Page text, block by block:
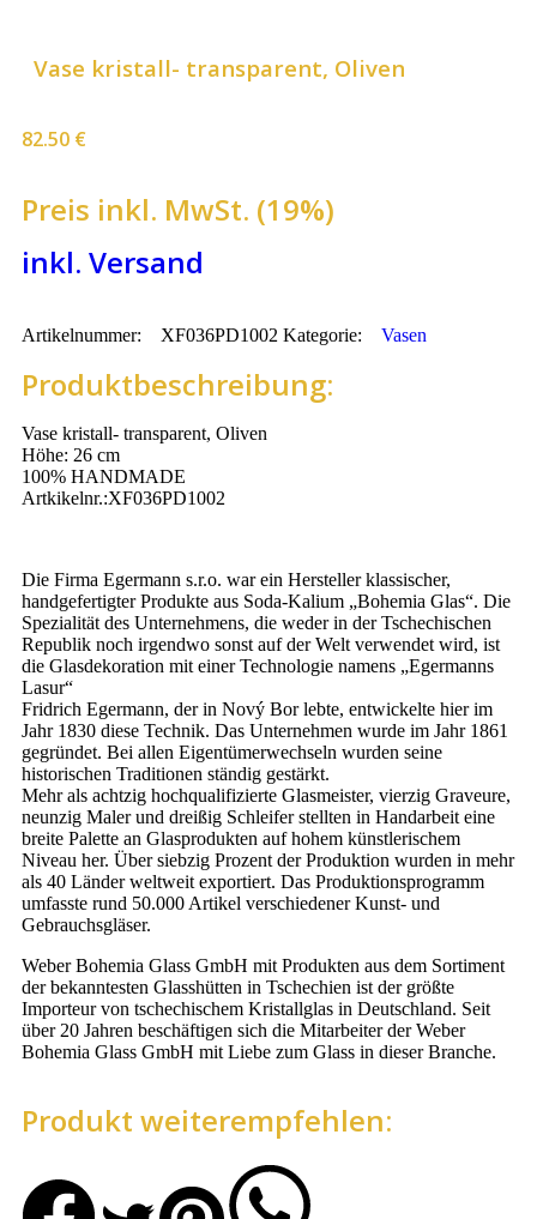
Vase kristall- transparent, Oliven
82.50 €
Preis inkl. MwSt. (19%)
inkl. Versand
Artikelnummer: XF036PD1002 Kategorie: Vasen
Produktbeschreibung:
Vase kristall- transparent, Oliven
Höhe: 26 cm
100% HANDMADE
Artkikelnr.:XF036PD1002
Die Firma Egermann s.r.o. war ein Hersteller klassischer,
handgefertigter Produkte aus Soda-Kalium „Bohemia Glas“. Die
Spezialität des Unternehmens, die weder in der Tschechischen
Republik noch irgendwo sonst auf der Welt verwendet wird, ist
die Glasdekoration mit einer Technologie namens „Egermanns
Lasur“
Fridrich Egermann, der in Nový Bor lebte, entwickelte hier im
Jahr 1830 diese Technik. Das Unternehmen wurde im Jahr 1861
gegründet. Bei allen Eigentümerwechseln wurden seine
historischen Traditionen ständig gestärkt.
Mehr als achtzig hochqualifizierte Glasmeister, vierzig Graveure,
neunzig Maler und dreißig Schleifer stellten in Handarbeit eine
breite Palette an Glasprodukten auf hohem künstlerischem
Niveau her. Über siebzig Prozent der Produktion wurden in mehr
als 40 Länder weltweit exportiert. Das Produktionsprogramm
umfasste rund 50.000 Artikel verschiedener Kunst- und
Gebrauchsgläser.
Weber Bohemia Glass GmbH mit Produkten aus dem Sortiment
der bekanntesten Glasshütten in Tschechien ist der größte
Importeur von tschechischem Kristallglas in Deutschland. Seit
über 20 Jahren beschäftigen sich die Mitarbeiter der Weber
Bohemia Glass GmbH mit Liebe zum Glass in dieser Branche.
Produkt weiterempfehlen: